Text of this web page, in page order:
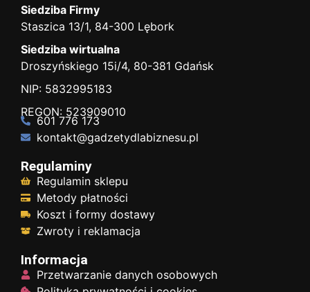
Siedziba Firmy
Staszica 13/1, 84-300 Lębork
Siedziba wirtualna
Droszyńskiego 15i/4, 80-381 Gdańsk
NIP: 5832995183
REGON: 523909010
601 776 173
kontakt@gadzetydlabiznesu.pl
Regulaminy
Regulamin sklepu
Metody płatności
Koszt i formy dostawy
Zwroty i reklamacja
Informacja
Przetwarzanie danych osobowych